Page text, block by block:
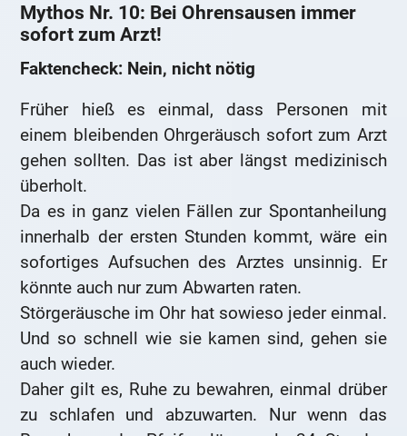
Mythos Nr. 10: Bei Ohrensausen immer
sofort zum Arzt!
Faktencheck: Nein, nicht nötig
Früher hieß es einmal, dass Personen mit
einem bleibenden Ohrgeräusch sofort zum Arzt
gehen sollten. Das ist aber längst medizinisch
überholt.
Da es in ganz vielen Fällen zur Spontanheilung
innerhalb der ersten Stunden kommt, wäre ein
sofortiges Aufsuchen des Arztes unsinnig. Er
könnte auch nur zum Abwarten raten.
Störgeräusche im Ohr hat sowieso jeder einmal.
Und so schnell wie sie kamen sind, gehen sie
auch wieder.
Daher gilt es, Ruhe zu bewahren, einmal drüber
zu schlafen und abzuwarten. Nur wenn das